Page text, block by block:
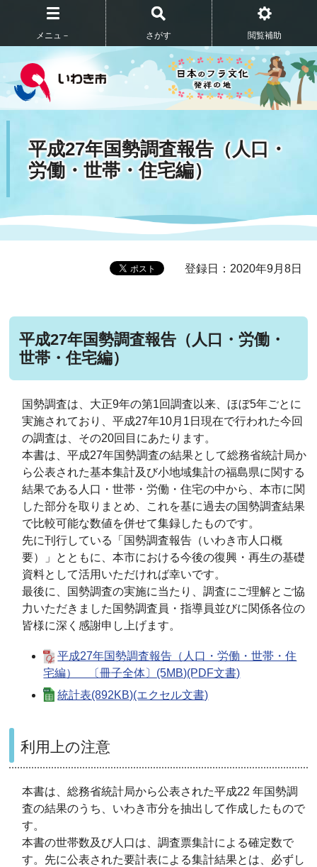
メニュ－ さがす 閲覧補助
平成27年国勢調査報告（人口・
労働・世帯・住宅編）
登録日：2020年9月8日
平成27年国勢調査報告（人口・労働・
世帯・住宅編）
国勢調査は、大正9年の第1回調査以来、ほぼ5年ごとに
実施されており、平成27年10月1日現在で行われた今回
の調査は、その20回目にあたります。
本書は、平成27年国勢調査の結果として総務省統計局か
ら公表された基本集計及び小地域集計の福島県に関する
結果である人口・世帯・労働・住宅の中から、本市に関
した部分を取りまとめ、これを基に過去の国勢調査結果
で比較可能な数値を併せて集録したものです。
先に刊行している「国勢調査報告（いわき市人口概
要）」とともに、本市における今後の復興・再生の基礎
資料として活用いただければ幸いです。
最後に、国勢調査の実施に当たり、調査にご理解とご協
力いただきました国勢調査員・指導員並びに関係各位の
皆様に深く感謝申し上げます。
平成27年国勢調査報告（人口・労働・世帯・住
宅編） 〔冊子全体〕(5MB)(PDF文書)
統計表(892KB)(エクセル文書)
利用上の注意
本書は、総務省統計局から公表された平成22 年国勢調
査の結果のうち、いわき市分を抽出して作成したもので
す。
本書の世帯数及び人口は、調査票集計による確定数で
す。先に公表された要計表による集計結果とは、必ずし